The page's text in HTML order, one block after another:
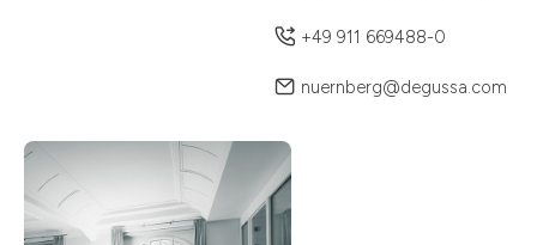
+49 911 669488-0
nuernberg@degussa.com